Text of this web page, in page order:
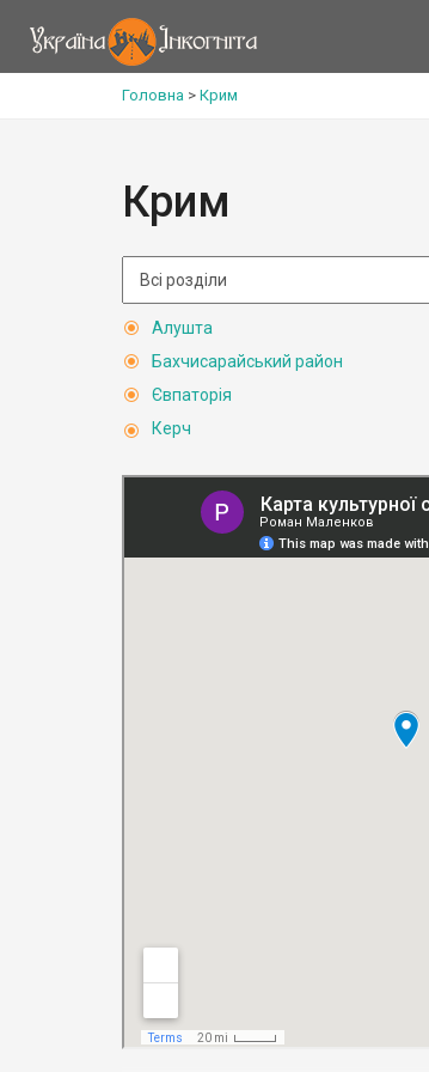
Головна > Крим
Крим
Алушта
Бахчисарайський район
Євпаторія
Керч